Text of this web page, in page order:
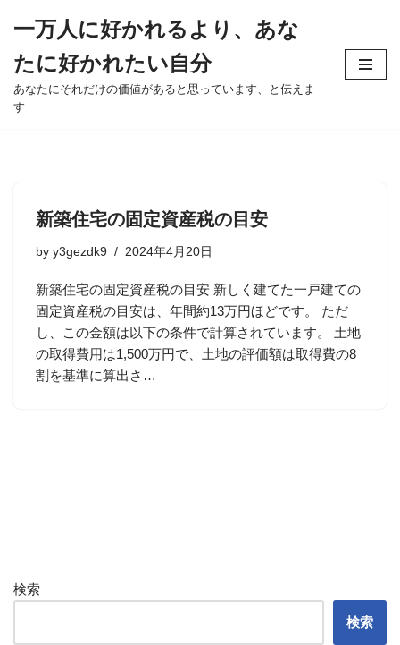
to
content
一万人に好かれるより、あな
たに好かれたい自分
あなたにそれだけの価値があると思っています、と伝えま
す
新築住宅の固定資産税の目安
by y3gezdk9 2024年4月20日
新築住宅の固定資産税の目安 新しく建てた一戸建ての
固定資産税の目安は、年間約13万円ほどです。 ただ
し、この金額は以下の条件で計算されています。 土地
の取得費用は1,500万円で、土地の評価額は取得費の8
割を基準に算出さ…
検索
検索